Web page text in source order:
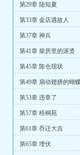
第29章 陆知夏
第33章 金店遇故人
第37章 神兵
第41章 柴房里的滚烫
第45章 陈仓现状
第49章 扇动翅膀的蝴
第53章 违章了
第57章 梧桐苑
第61章 乔迁大吉
第65章 埋伏